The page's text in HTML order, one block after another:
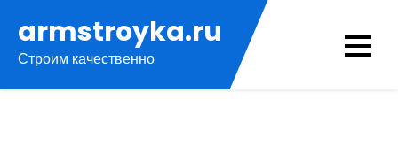
содержимому
armstroyka.ru
Строим качественно